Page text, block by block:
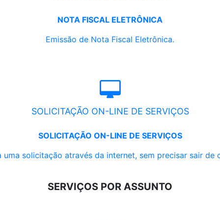
NOTA FISCAL ELETRÔNICA
Emissão de Nota Fiscal Eletrônica.
SOLICITAÇÃO ON-LINE DE SERVIÇOS
SOLICITAÇÃO ON-LINE DE SERVIÇOS
uma solicitação através da internet, sem precisar sair de
SERVIÇOS POR ASSUNTO